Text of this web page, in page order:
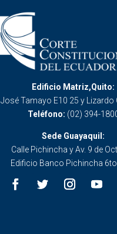
Edificio Matriz,Quito:
José Tamayo E10 25 y Lizardo
Teléfono: (02) 394-
Sede Guayaquil:
Calle Pichincha y Av. 9 de
Edificio Banco Pichincha